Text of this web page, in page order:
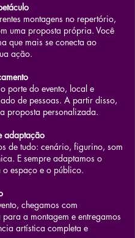
montagens no repertório,
uma proposta própria. Você
que mais se conecta ao
ação.
porte do evento, local e
de pessoas. A partir disso,
proposta personalizada.
adaptação
de tudo: cenário, figurino, som
E sempre adaptamos o
espaço e o público.
chegamos com
para a montagem e entregamos
artística completa e